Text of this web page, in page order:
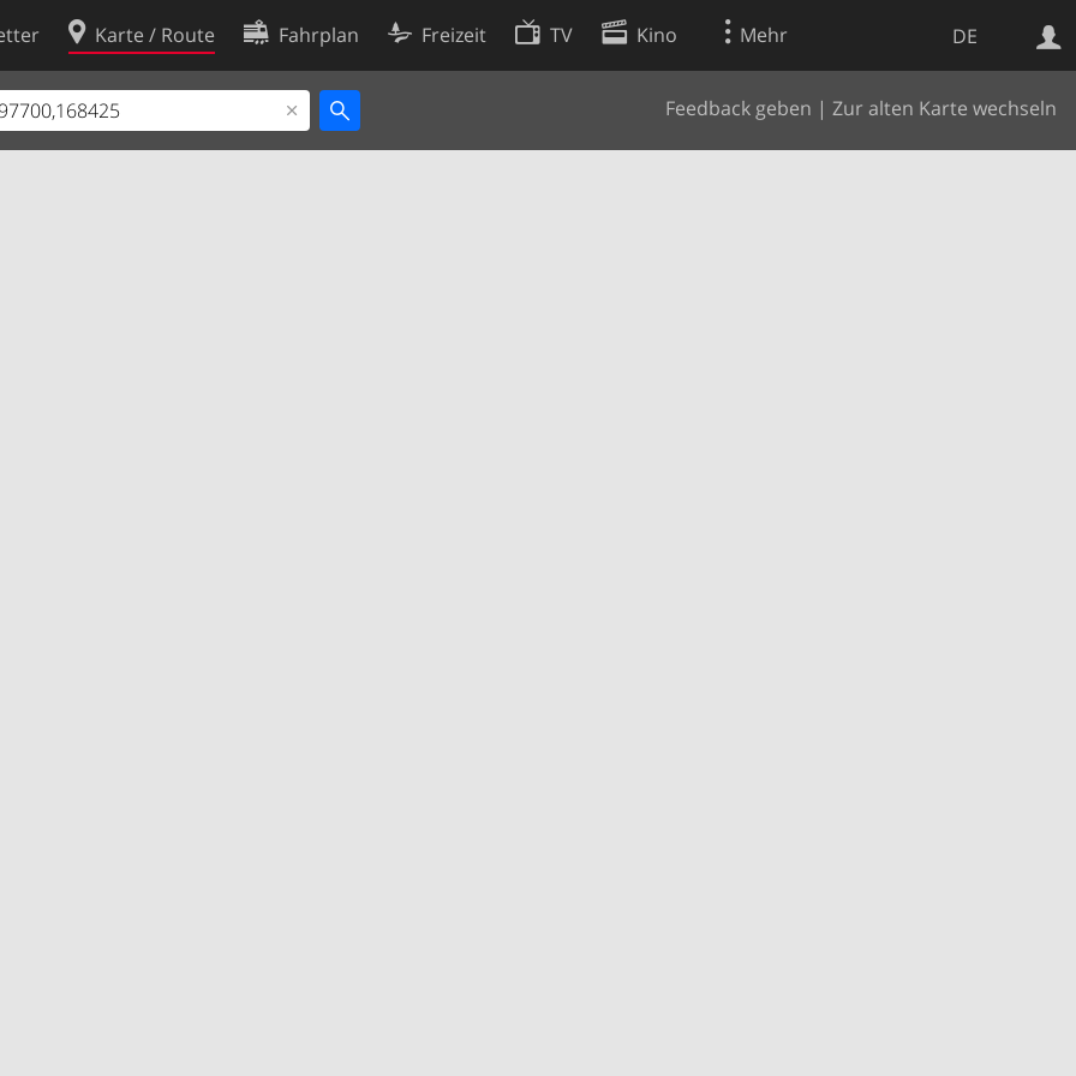
DE
Karte / Route Fahrplan Freizeit TV Kino Mehr
Feedback geben | Zur alten Karte wechseln
Websuche
Cookie-Richtlinie
Cookie-Einstellungen